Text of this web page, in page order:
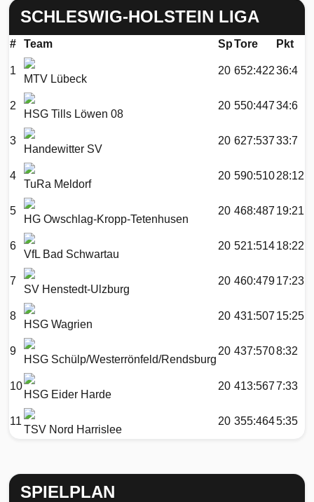
SCHLESWIG-HOLSTEIN LIGA
# Team SpTore Pkt
1
MTV Lübeck
20 652:42236:4
2
HSG Tills Löwen 08
20 550:44734:6
3
Handewitter SV
20 627:53733:7
4
TuRa Meldorf
20 590:51028:12
5
HG Owschlag-Kropp-Tetenhusen
20 468:487 19:21
6
VfL Bad Schwartau
20 521:51418:22
7
SV Henstedt-Ulzburg
20 460:47917:23
8
HSG Wagrien
20 431:507 15:25
9
HSG Schülp/Westerrönfeld/Rendsburg
20 437:5708:32
10
HSG Eider Harde
20 413:5677:33
11
TSV Nord Harrislee
20 355:4645:35
SPIELPLAN